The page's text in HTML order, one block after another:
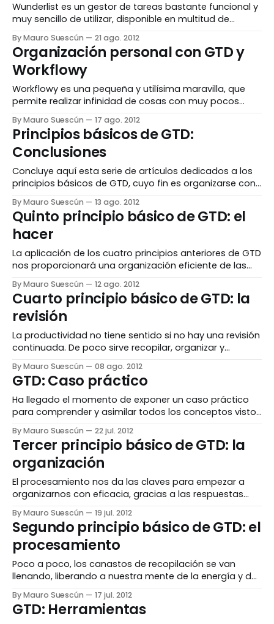
Wunderlist es un gestor de tareas bastante funcional y
muy sencillo de utilizar, disponible en multitud de
idiomas. Gracias a su concepto Web en nube lo hace
muy atractivo para llevarlo el smartphone o utilizarlo
desde cualquier ordenador a través de un navegador
web. Wunderlist no está concebido (actualmente)
By Mauro Suescún 21 ago. 2012
Organización personal con GTD y
Workflowy
Workflowy es una pequeña y utilísima maravilla, que
permite realizar infinidad de cosas con muy pocos
conceptos y, lo mejor de todo, de manera muy sencilla.
Su concepto original es la organización de ideas, de
forma similar a un mapa mental, pero en lugar de una
herramienta gráfica con líneas
By Mauro Suescún 17 ago. 2012
Principios básicos de GTD:
Conclusiones
Concluye aquí esta serie de artículos dedicados a los
principios básicos de GTD, cuyo fin es organizarse con
eficacia y mejorar la productividad personal y
profesional. En este último artículo quisiera exponer un
brever resumen sobre GTD, recapitulando algunos de
sus aspectos clave y dando algunas
By Mauro Suescún 13 ago. 2012
Quinto principio básico de GTD: el
hacer
La aplicación de los cuatro principios anteriores de GTD
nos proporcionará una organización eficiente de las
cosas por hacer, mejorando nuestra productividad y
teniendo todo bajo control. Se acabaron los despistes,
los olvidos, las sorpresas, el estrés de no saber qué
teníamos así como dudar sobre qué es urgente o
By Mauro Suescún 12 ago. 2012
Cuarto principio básico de GTD: la
revisión
La productividad no tiene sentido si no hay una revisión
continuada. De poco sirve recopilar, organizar y
procesar sin una comprobación rutinaria de las cosas
que hay que hacer. Resulta poco productivo y eficiente
guardar y clasificar las cosas, pero sin saber qué
tenemos, cuándo ejecutar o si hay que
By Mauro Suescún 08 ago. 2012
GTD: Caso práctico
Ha llegado el momento de exponer un caso práctico
para comprender y asimilar todos los conceptos vistos
anteriormente. Principios GTD involucrados
OrganizaciónAntes de empezar a implementar GTD,
incluso antes de realizar nuestra primera recopilación,
es recomendable tener preparada la estructura de
nuestra organización, ya que ésta determinará qué
hacer y
By Mauro Suescún 22 jul. 2012
Tercer principio básico de GTD: la
organización
El procesamiento nos da las claves para empezar a
organizarnos con eficacia, gracias a las respuestas
que hemos dado a las cosas que recopilamos. Estas
respuestas nos ha dado dos grupos de posibilidades
según su resultado: sin acción y con acción. Cosas que
no requieren acción DesecharSe eliminan aquellas
cosas
By Mauro Suescún 19 jul. 2012
Segundo principio básico de GTD: el
procesamiento
Poco a poco, los canastos de recopilación se van
llenando, liberando a nuestra mente de la energía y de
la responsabilidad de tener que recordar qué hacer.
Confiamos en el canasto como un lugar seguro,
accesible y disponible donde podremos volver más
By Mauro Suescún 17 jul. 2012
GTD: Herramientas